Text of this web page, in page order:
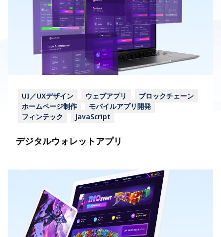
UI／UXデザイン ウェブアプリ
ブロックチェーン
ホームページ制作
モバイルアプリ開発
フィンテック
JavaScript
デジタルウォレットアプリ